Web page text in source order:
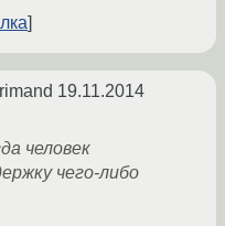
19.11.2014
человек
чего-либо